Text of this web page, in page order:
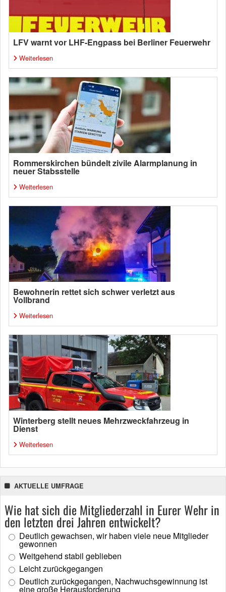
LFV warnt vor LHF-Engpass bei Berliner Feuerwehr
Weiterlesen
Rommerskirchen bündelt zivile Alarmplanung in
neuer Stabsstelle
Weiterlesen
Bewohnerin rettet sich schwer verletzt aus
Vollbrand
Weiterlesen
Winterberg stellt neues Mehrzweckfahrzeug in
Dienst
Weiterlesen
AKTUELLE UMFRAGE
Wie hat sich die Mitgliederzahl in Eurer Wehr in
den letzten drei Jahren entwickelt?
Deutlich gewachsen, wir haben viele neue Mitglieder
gewonnen
Weitgehend stabil geblieben
Leicht zurückgegangen
Deutlich zurückgegangen, Nachwuchsgewinnung ist
eine große Herausforderung